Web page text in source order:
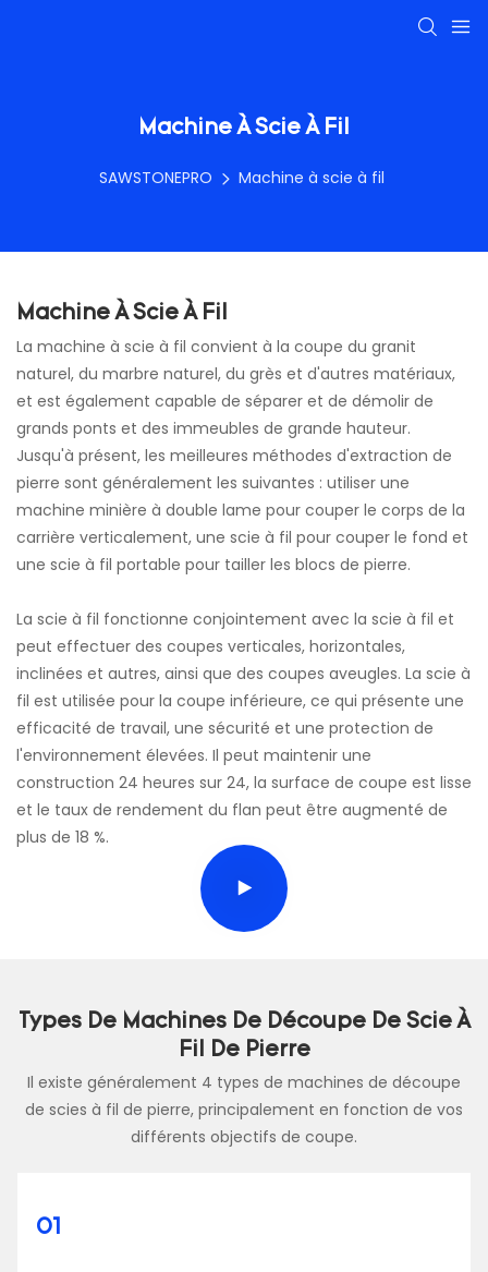
Machine À Scie À Fil
SAWSTONEPRO Machine à scie à fil
Machine À Scie À Fil
La machine à scie à fil convient à la coupe du granit
naturel, du marbre naturel, du grès et d'autres matériaux,
et est également capable de séparer et de démolir de
grands ponts et des immeubles de grande hauteur.
Jusqu'à présent, les meilleures méthodes d'extraction de
pierre sont généralement les suivantes : utiliser une
machine minière à double lame pour couper le corps de la
carrière verticalement, une scie à fil pour couper le fond et
une scie à fil portable pour tailler les blocs de pierre.
La scie à fil fonctionne conjointement avec la scie à fil et
peut effectuer des coupes verticales, horizontales,
inclinées et autres, ainsi que des coupes aveugles. La scie à
fil est utilisée pour la coupe inférieure, ce qui présente une
efficacité de travail, une sécurité et une protection de
l'environnement élevées. Il peut maintenir une
construction 24 heures sur 24, la surface de coupe est lisse
et le taux de rendement du flan peut être augmenté de
plus de 18 %.
Types De Machines De Découpe De Scie À
Fil De Pierre
Il existe généralement 4 types de machines de découpe
de scies à fil de pierre, principalement en fonction de vos
différents objectifs de coupe.
01